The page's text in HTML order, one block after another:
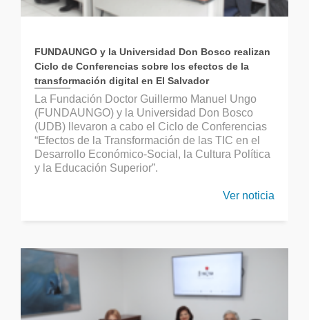
FUNDAUNGO y la Universidad Don Bosco realizan
Ciclo de Conferencias sobre los efectos de la
transformación digital en El Salvador
La Fundación Doctor Guillermo Manuel Ungo
(FUNDAUNGO) y la Universidad Don Bosco
(UDB) llevaron a cabo el Ciclo de Conferencias
“Efectos de la Transformación de las TIC en el
Desarrollo Económico-Social, la Cultura Política
y la Educación Superior”.
Ver noticia